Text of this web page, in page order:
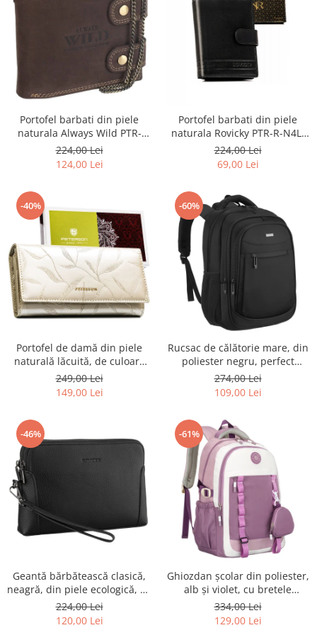
Portofel barbati din piele
naturala Always Wild PTR-
2900-BIC
224,00 Lei
124,00 Lei
Portofel barbati din piele
naturala Rovicky PTR-R-N4L-
GAT-8922 B+B
224,00 Lei
69,00 Lei
-40%
Portofel de damă din piele
naturală lăcuită, de culoare
bej, cu închidere cu capsă -
Peterson
249,00 Lei
149,00 Lei
-60%
Rucsac de călătorie mare, din
poliester negru, perfect
pentru bagajul de mână -
Rovicky PTR-R-BHX-05-1020
274,00 Lei
109,00 Lei
-46%
Geantă bărbătească clasică,
neagră, din piele ecologică, cu
fermoar - Rovicky PTR-R-SDR-
01-1631 BLACK
224,00 Lei
120,00 Lei
-61%
Ghiozdan școlar din poliester,
alb și violet, cu bretele
reglabile - Peterson PTR-PTN
8603-1303 PURPLE
334,00 Lei
129,00 Lei